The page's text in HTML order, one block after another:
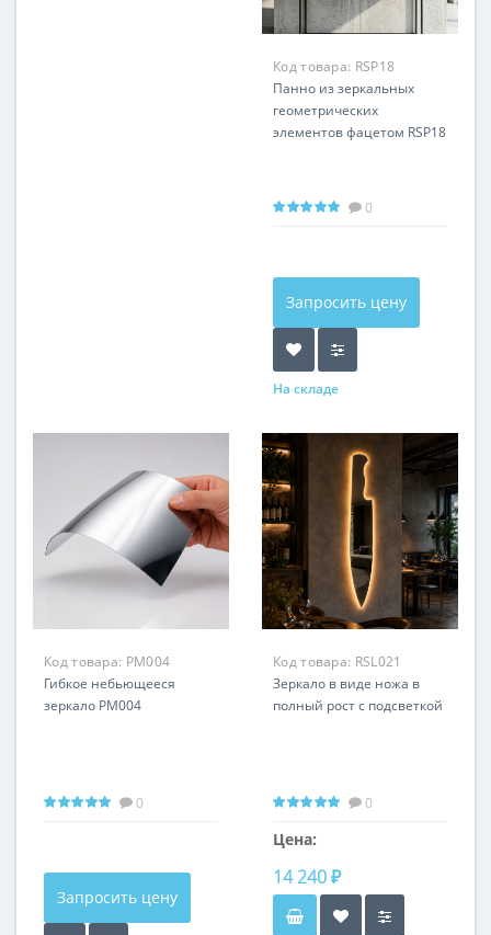
Код товара: RSP18
Панно из зеркальных
геометрических
элементов фацетом RSP18
0
Запросить цену
На складе
Код товара: PM004
Гибкое небьющееся
зеркало PM004
0
Запросить цену
Код товара: RSL021
Зеркало в виде ножа в
полный рост с подсветкой
0
Цена:
14 240 ₽